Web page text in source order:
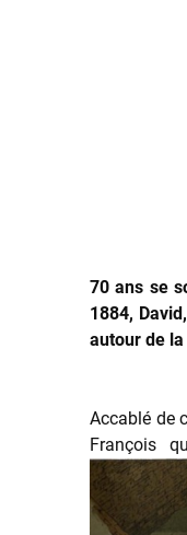
70 ans se
1884,
autour de
Accablé de
François